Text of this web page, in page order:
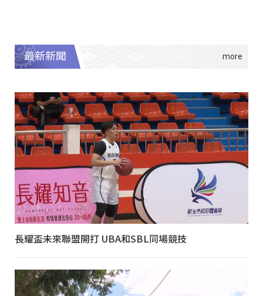
最新新聞
長耀盃未來聯盟開打 UBA和SBL同場競技